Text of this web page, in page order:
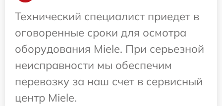
Технический специалист приедет в
оговоренные сроки для осмотра
оборудования Miele. При серьезной
неисправности мы обеспечим
перевозку за наш счет в сервисный
центр Miele.